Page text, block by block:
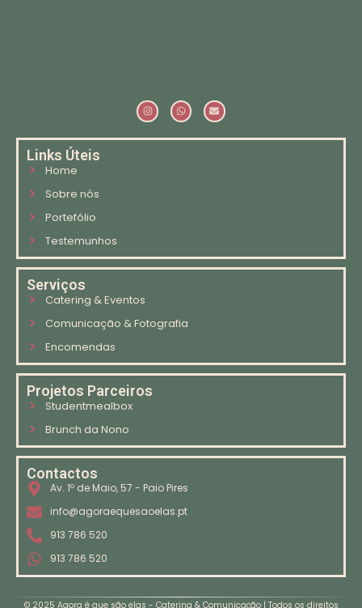
Links Úteis
Home
Sobre nós
Portefólio
Testemunhos
Serviços
Catering & Eventos
Comunicação & Fotografia
Encomendas
Projetos Parceiros
Studentmealbox
Brunch da Nono
Contactos
Av. 1º de Maio, 57 - Paio Pires
info@agoraequesaoelas.pt
913 786 520
913 786 520
© 2025 Agora é que são elas - Catering & Comunicação | Todos os direitos